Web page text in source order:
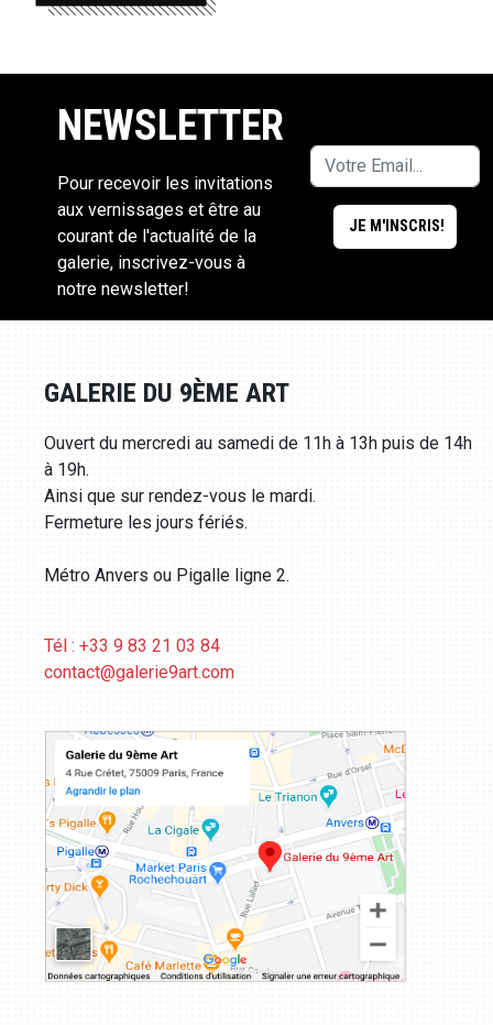
NEWSLETTER
Pour recevoir les invitations
aux vernissages et être au
courant de l'actualité de la
galerie, inscrivez-vous à
notre newsletter!
GALERIE DU 9ÈME ART
Ouvert du mercredi au samedi de 11h à 13h puis de 14h
à 19h.
Ainsi que sur rendez-vous le mardi.
Fermeture les jours fériés.
Métro Anvers ou Pigalle ligne 2.
Tél : +33 9 83 21 03 84
contact@galerie9art.com